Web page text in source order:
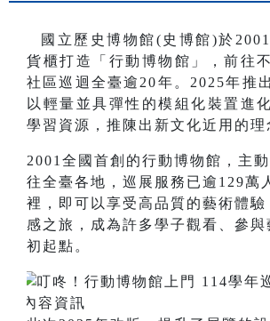
國立歷史博物館(史博館)於
貨櫃打造「行動博物館」，前往
社區巡迴全臺逾20年。2025年推
以輕量並具彈性的模組化裝置進
學習資源，推陳出新文化近用的理
2001全國首創的行動博物館，主
往全臺各地，巡展服務已逾129萬
裡，即可以享受高品質的藝術體驗
感之旅，成為許多學子觀看、參與
初起點。